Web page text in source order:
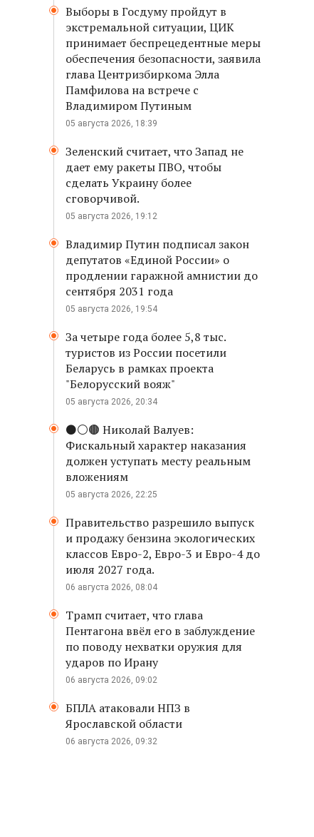
Выборы в Госдуму пройдут в
экстремальной ситуации, ЦИК
принимает беспрецедентные меры
обеспечения безопасности, заявила
глава Центризбиркома Элла
Памфилова на встрече с
Владимиром Путиным
05 августа 2026, 18:39
Зеленский считает, что Запад не
дает ему ракеты ПВО, чтобы
сделать Украину более
сговорчивой.
05 августа 2026, 19:12
Владимир Путин подписал закон
депутатов «Единой России» о
продлении гаражной амнистии до
сентября 2031 года
05 августа 2026, 19:54
За четыре года более 5,8 тыс.
туристов из России посетили
Беларусь в рамках проекта
"Белорусский вояж"
05 августа 2026, 20:34
⚫️⚪️🟤 Николай Валуев:
Фискальный характер наказания
должен уступать месту реальным
вложениям
05 августа 2026, 22:25
Правительство разрешило выпуск
и продажу бензина экологических
классов Евро-2, Евро-3 и Евро-4 до
июля 2027 года.
06 августа 2026, 08:04
Трамп считает, что глава
Пентагона ввёл его в заблуждение
по поводу нехватки оружия для
ударов по Ирану
06 августа 2026, 09:02
БПЛА атаковали НПЗ в
Ярославской области
06 августа 2026, 09:32